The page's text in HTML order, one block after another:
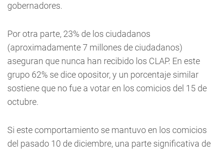
gobernadores.
Por otra parte, 23% de los ciudadanos
(aproximadamente 7 millones de ciudadanos)
aseguran que nunca han recibido los CLAP. En este
grupo 62% se dice opositor, y un porcentaje similar
sostiene que no fue a votar en los comicios del 15 de
octubre.
Si este comportamiento se mantuvo en los comicios
del pasado 10 de diciembre, una parte significativa de